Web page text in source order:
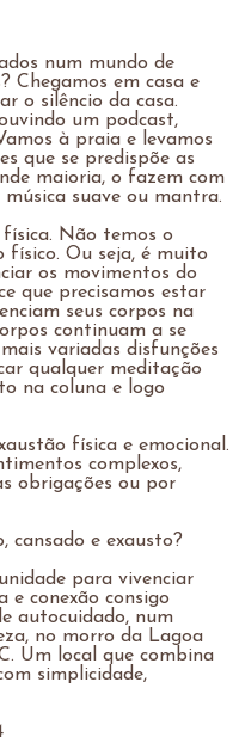
num mundo de
Chegamos em casa e
o silêncio da casa.
um podcast,
à praia e levamos
que se predispõe as
maioria, o fazem com
suave ou mantra.
Não temos o
físico. Ou seja, é muito
os movimentos do
que precisamos estar
seus corpos na
continuam a se
variadas disfunções
qualquer meditação
na coluna e logo
física e emocional.
complexos,
obrigações ou por
cansado e exausto?
para vivenciar
e conexão consigo
autocuidado, num
no morro da Lagoa
Um local que combina
simplicidade,